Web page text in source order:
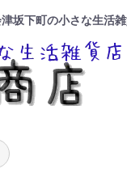
坂下町の小さな生活